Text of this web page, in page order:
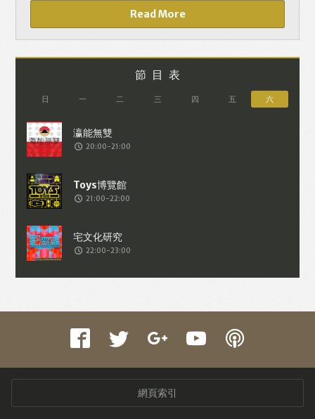
Read More
節目表
日 一 二 三 四 五 六
20:00-21:00
21:00-22:00
22:00-23:00
網頁索引